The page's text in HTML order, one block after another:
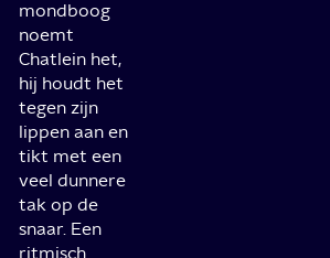
mondboog
noemt
Chatlein het,
hij houdt het
tegen zijn
lippen aan en
tikt met een
veel dunnere
tak op de
snaar. Een
ritmisch